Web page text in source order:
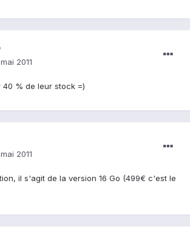
2011
% de leur stock =)
2011
il s'agit de la version 16 Go (499€ c'est le